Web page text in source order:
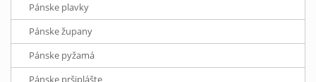
Pánske plavky
Pánske župany
Pánske pyžamá
Pánske pršiplášte